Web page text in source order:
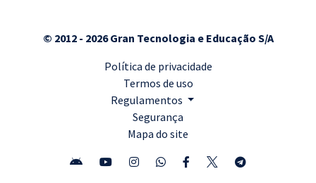
© 2012 - 2026 Gran Tecnologia e Educação S/A
Política de privacidade
Termos de uso
Regulamentos
Segurança
Mapa do site